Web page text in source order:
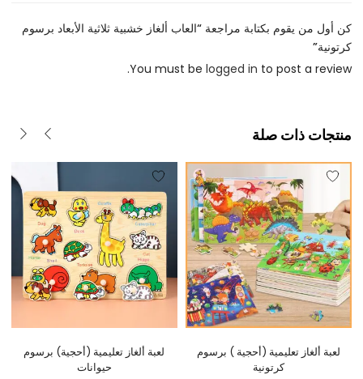
كن أول من يقوم بكتابة مراجعة “العاب ألغاز خشبية ثلاثية الأبعاد برسوم
كرتونية”
You must be logged in to post a review.
منتجات ذات صلة
لعبة ألغاز تعليمية (أحجية) برسوم
حيوانات
لعبة ألغاز تعليمية (أحجية ) برسوم
كرتونية